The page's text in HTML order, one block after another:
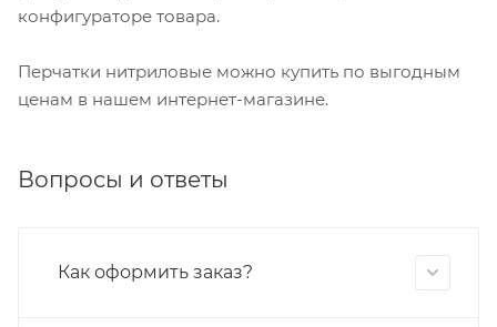
конфигураторе товара.
Перчатки нитриловые можно купить по выгодным
ценам в нашем интернет-магазине.
Вопросы и ответы
Как оформить заказ?